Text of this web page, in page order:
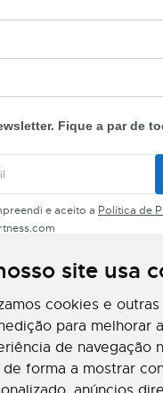
site usa
cookies e
para melhorar
de navegação
de forma a mostrar
Fique a par de
e aceito a Política de